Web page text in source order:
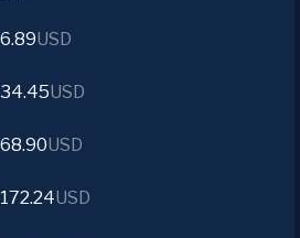
6.89USD
34.45USD
68.90USD
172.24USD